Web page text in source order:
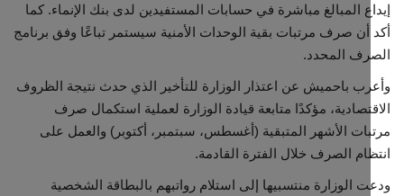
المبالغ مباشرة في حسابات المستفيدين لدى بنك الإنماء. كما
أن صرف مرتبات بقية الوحدات الأمنية سيستمر تباعًا وفق برنامج
المحدد.
باحميش عن اعتذار الوزارة للتأخير الذي حدث نتيجة الظروف
مؤكدًا متابعة قيادة الوزارة لعملية استكمال صرف
الأشهر المتبقية (أغسطس، سبتمبر، أكتوبر) والعمل على
الصرف خلال الفترة القادمة.
الوزارة منتسبيها إلى استلام رواتبهم بالبطاقة الشخصية